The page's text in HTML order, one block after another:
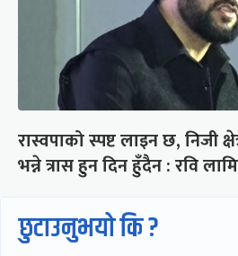
रास्वपाको स्पष्ट लाइन छ, निजी
भन्ने त्रास हुन दिन हुँदैन : रवि
छुटाउनुभयो कि ?